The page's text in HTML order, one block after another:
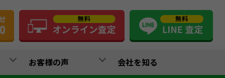
お客様の声 会社を知る